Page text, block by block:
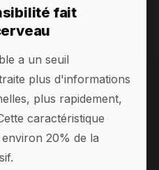
fait
a un seuil
plus d'informations
plus rapidement,
caractéristique
20% de la